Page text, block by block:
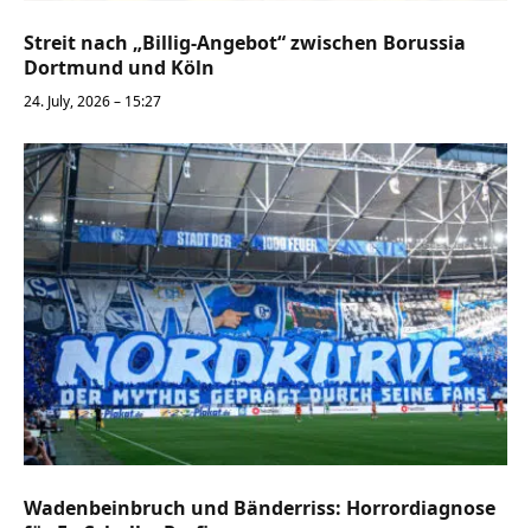
Streit nach „Billig-Angebot“ zwischen Borussia
Dortmund und Köln
24. July, 2026 – 15:27
Wadenbeinbruch und Bänderriss: Horrordiagnose